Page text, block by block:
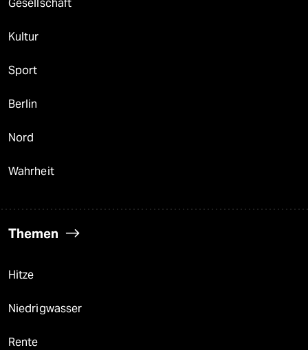
Gesellschaft
Kultur
Sport
Berlin
Nord
Wahrheit
Themen
Hitze
Niedrigwasser
Rente